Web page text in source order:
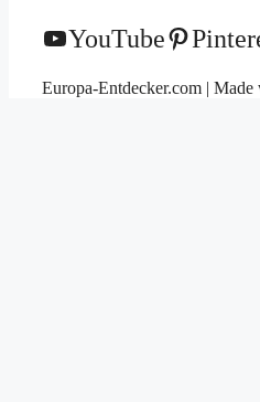
YouTube
Europa-Entdecker.com |